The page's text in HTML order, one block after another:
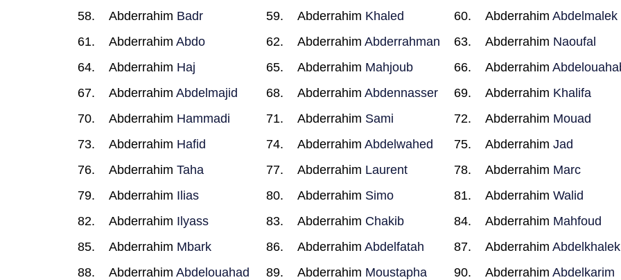
Abderrahim Badr Abderrahim Khaled AbderrahimAbdelmalek
Abderrahim Abdo Abderrahim Abderrahman Abderrahim Naoufal
Abderrahim Haj Abderrahim Mahjoub Abderrahim
Abderrahim Abdelmajid Abderrahim Abdennasser Abderrahim Khalifa
Abderrahim Hammadi Abderrahim Sami Abderrahim Mouad
Abderrahim Hafid Abderrahim Abdelwahed AbderrahimJad
Abderrahim Taha Abderrahim Laurent Abderrahim Marc
Abderrahim Ilias Abderrahim Simo AbderrahimWalid
Abderrahim Ilyass Abderrahim Chakib Abderrahim Mahfoud
Abderrahim Mbark Abderrahim Abdelfatah AbderrahimAbdelkhalek
Abderrahim Abdelouahad Abderrahim Moustapha AbderrahimAbdelkarim